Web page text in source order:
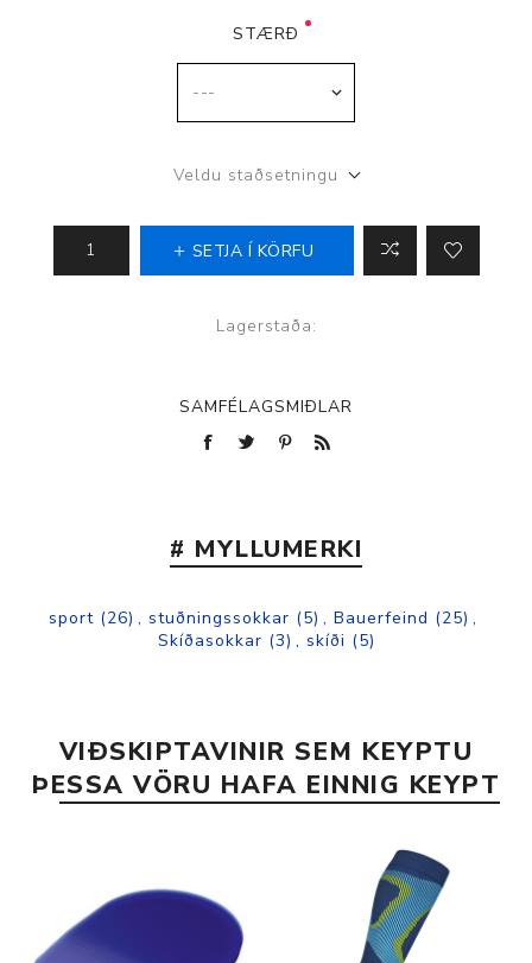
STÆRÐ
Veldu staðsetningu
SETJA Í KÖRFU
Lagerstaða:
SAMFÉLAGSMIÐLAR
# MYLLUMERKI
sport (26) , stuðningssokkar (5) , Bauerfeind (25) ,
Skíðasokkar (3) , skíði (5)
VIÐSKIPTAVINIR SEM KEYPTU
ÞESSA VÖRU HAFA EINNIG KEYPT